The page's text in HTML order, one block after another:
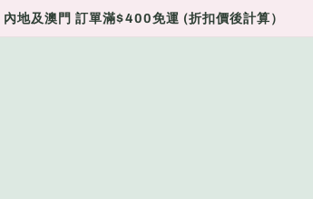
地及澳門 訂單滿$400免運 (折扣價後計算）